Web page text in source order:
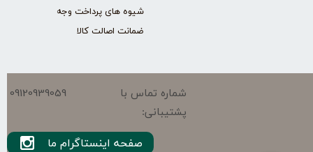
شیوه های پرداخت وجه
ضمانت اصالت کالا
شماره تماس با
پشتیبانی:
09120939059
صفحه اینستاگرام ما